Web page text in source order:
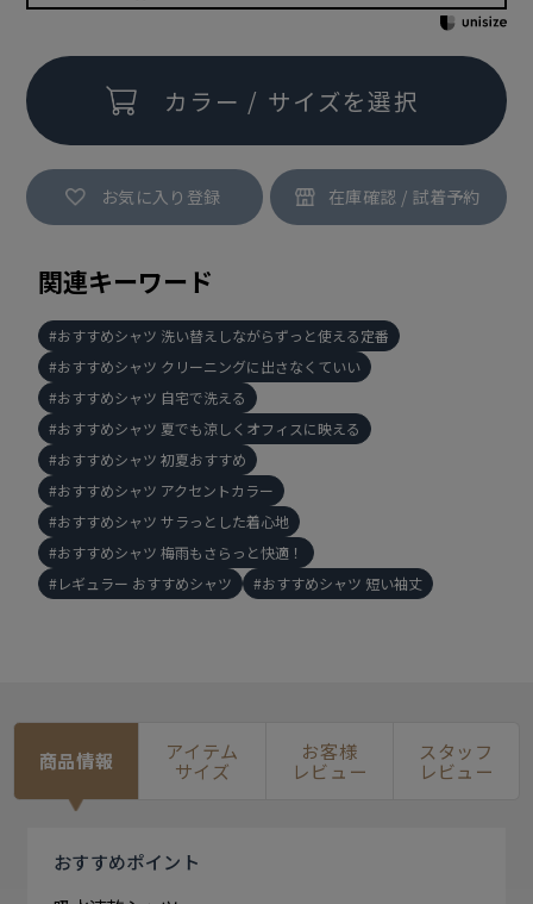
カラー / サイズを選択
お気に入り登録
関連キーワード
おすすめシャツ 洗い替えしながらずっと使える定番
おすすめシャツ クリーニングに出さなくていい
おすすめシャツ 自宅で洗える
おすすめシャツ 夏でも涼しくオフィスに映える
おすすめシャツ 初夏おすすめ
おすすめシャツ アクセントカラー
おすすめシャツ サラっとした着心地
おすすめシャツ 梅雨もさらっと快適！
レギュラー おすすめシャツ
おすすめシャツ 短い袖丈
商品情報 アイテム
サイズ
お客様
レビュー
スタッフ
レビュー
おすすめポイント